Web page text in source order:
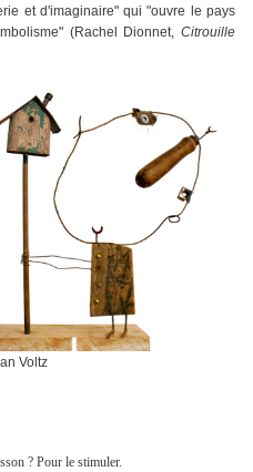
et d'imaginaire" qui "ouvre le pays
(Rachel Dionnet, Citrouille
Voltz
? Pour le stimuler.